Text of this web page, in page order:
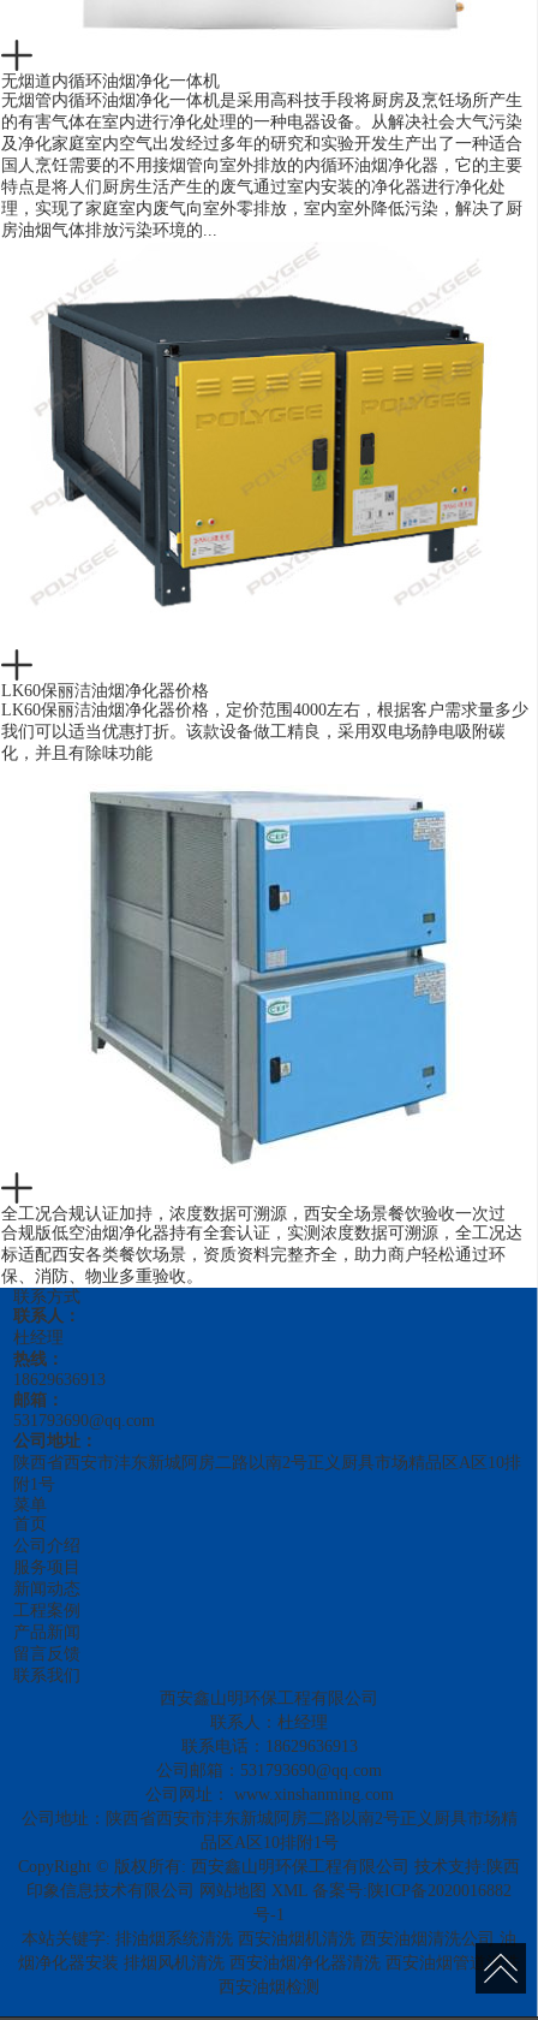
无烟道内循环油烟净化一体机
无烟管内循环油烟净化一体机是采用高科技手段将厨房及烹饪场所产生
的有害气体在室内进行净化处理的一种电器设备。从解决社会大气污染
及净化家庭室内空气出发经过多年的研究和实验开发生产出了一种适合
国人烹饪需要的不用接烟管向室外排放的内循环油烟净化器，它的主要
特点是将人们厨房生活产生的废气通过室内安装的净化器进行净化处
理，实现了家庭室内废气向室外零排放，室内室外降低污染，解决了厨
房油烟气体排放污染环境的...
LK60保丽洁油烟净化器价格
LK60保丽洁油烟净化器价格，定价范围4000左右，根据客户需求量多少
我们可以适当优惠打折。该款设备做工精良，采用双电场静电吸附碳
化，并且有除味功能
全工况合规认证加持，浓度数据可溯源，西安全场景餐饮验收一次过
合规版低空油烟净化器持有全套认证，实测浓度数据可溯源，全工况达
标适配西安各类餐饮场景，资质资料完整齐全，助力商户轻松通过环
保、消防、物业多重验收。
联系方式
联系人：
杜经理
热线：
18629636913
邮箱：
531793690@qq.com
公司地址：
陕西省西安市沣东新城阿房二路以南2号正义厨具市场精品区A区10排
附1号
菜单
首页
公司介绍
服务项目
新闻动态
工程案例
产品新闻
留言反馈
联系我们
西安鑫山明环保工程有限公司
联系人：杜经理
联系电话：18629636913
公司邮箱：531793690@qq.com
公司网址： www.xinshanming.com
公司地址：陕西省西安市沣东新城阿房二路以南2号正义厨具市场精
品区A区10排附1号
CopyRight © 版权所有: 西安鑫山明环保工程有限公司 技术支持: 陕西
印象信息技术有限公司
网站地图 XML 备案号: 陕ICP备2020016882
号-1
本站关键字: 排油烟系统清洗 西安油烟机清洗 西安油烟清洗公司 油
烟净化器安装 排烟风机清洗 西安油烟净化器清洗 西安油烟管道清洗
西安油烟检测